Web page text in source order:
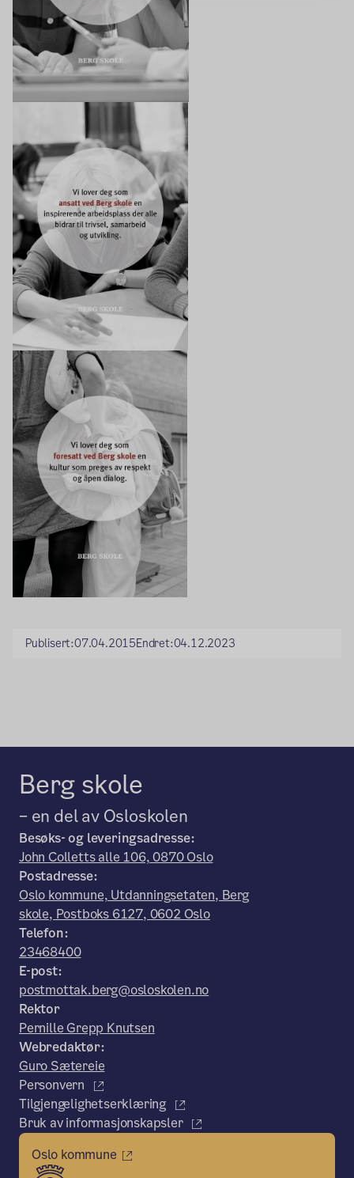
Publisert:07.04.2015Endret:04.12.2023
Berg skole
– en del av Osloskolen
Besøks- og leveringsadresse:
John Colletts alle 106, 0870 Oslo
Postadresse:
Oslo kommune, Utdanningsetaten, Berg
skole, Postboks 6127, 0602 Oslo
Telefon:
23468400
E-post:
postmottak.berg@osloskolen.no
Rektor
Pernille Grepp Knutsen
Webredaktør:
Guro Sætereie
Personvern
Tilgjengelighetserklæring
Bruk av informasjonskapsler
Oslo kommune